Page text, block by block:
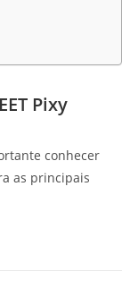
Pixy
conhecer
as principais